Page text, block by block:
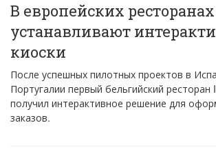
В европейских
устанавливают
киоски
После успешных пилотных проектов в
Португалии первый бельгийский ресторан
получил интерактивное решение для
заказов.